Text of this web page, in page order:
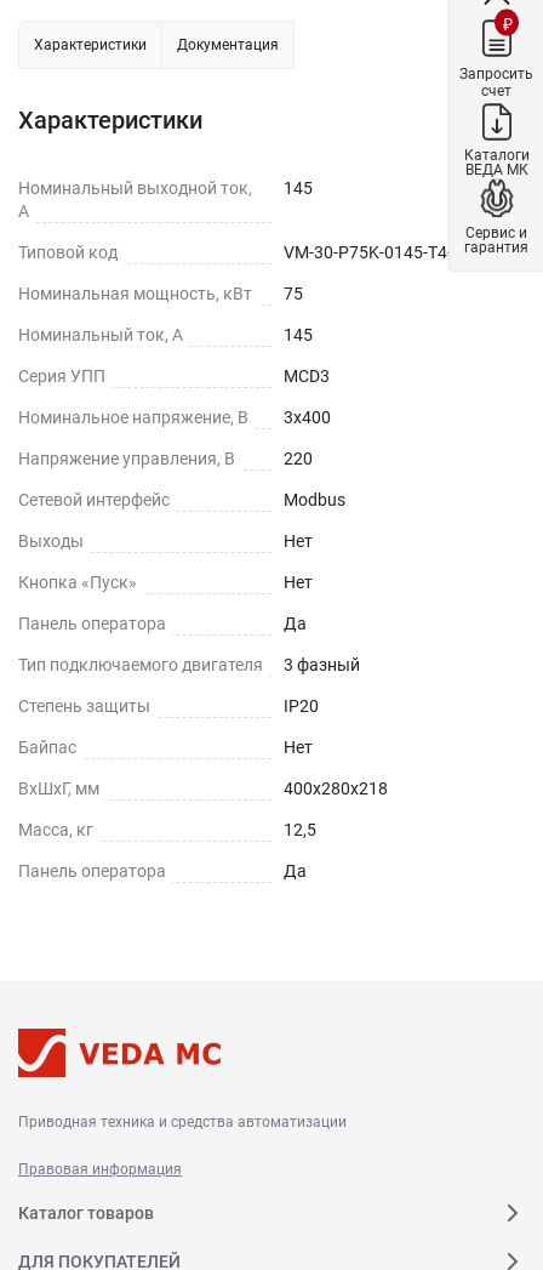
Характеристики Документация
Характеристики
Номинальный выходной ток,
А
145
Типовой код VM-30-P75K-0145-T4-M
Номинальная мощность, кВт 75
Номинальный ток, А 145
Серия УПП MCD3
Номинальное напряжение, В 3х400
Напряжение управления, В 220
Сетевой интерфейс Modbus
Выходы Нет
Кнопка «Пуск» Нет
Панель оператора Да
Тип подключаемого двигателя 3 фазный
Степень защиты IP20
Байпас Нет
ВхШхГ, мм 400х280х218
Масса, кг 12,5
Панель оператора Да
Приводная техника и средства автоматизации
Правовая информация
Каталог товаров
ДЛЯ ПОКУПАТЕЛЕЙ
₽
Запросить
счет
Каталоги
ВЕДА МК
Сервис и
гарантия